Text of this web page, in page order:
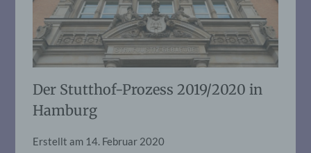
Der Stutthof-Prozess 2019/2020 in
Hamburg
Erstellt am 14. Februar 2020